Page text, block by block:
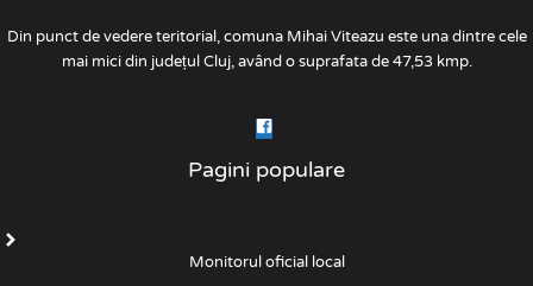
Din punct de vedere teritorial, comuna Mihai Viteazu este una dintre cele
mai mici din județul Cluj, având o suprafata de 47,53 kmp.
Pagini populare
Monitorul oficial local